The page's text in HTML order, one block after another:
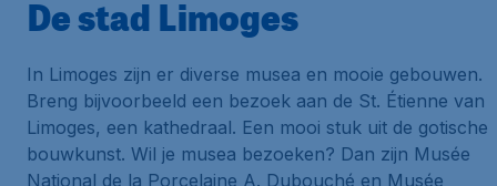
De stad Limoges
In Limoges zijn er diverse musea en mooie gebouwen.
Breng bijvoorbeeld een bezoek aan de St. Étienne van
Limoges, een kathedraal. Een mooi stuk uit de gotische
bouwkunst. Wil je musea bezoeken? Dan zijn Musée
National de la Porcelaine A. Dubouché en Musée